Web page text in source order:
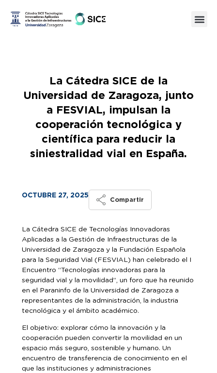
La Cátedra SICE de la
Universidad de Zaragoza, junto
a FESVIAL, impulsan la
cooperación tecnológica y
científica para reducir la
siniestralidad vial en España.
OCTUBRE 27, 2025
Compartir
La Cátedra SICE de Tecnologías Innovadoras
Aplicadas a la Gestión de Infraestructuras de la
Universidad de Zaragoza y la Fundación Española
para la Seguridad Vial (FESVIAL) han celebrado el I
Encuentro “Tecnologías innovadoras para la
seguridad vial y la movilidad”, un foro que ha reunido
en el Paraninfo de la Universidad de Zaragoza a
representantes de la administración, la industria
tecnológica y el ámbito académico.
El objetivo: explorar cómo la innovación y la
cooperación pueden convertir la movilidad en un
espacio más seguro, sostenible y humano. Un
encuentro de transferencia de conocimiento en el
que las instituciones y administraciones